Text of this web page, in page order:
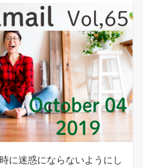
に迷惑にならないようにし